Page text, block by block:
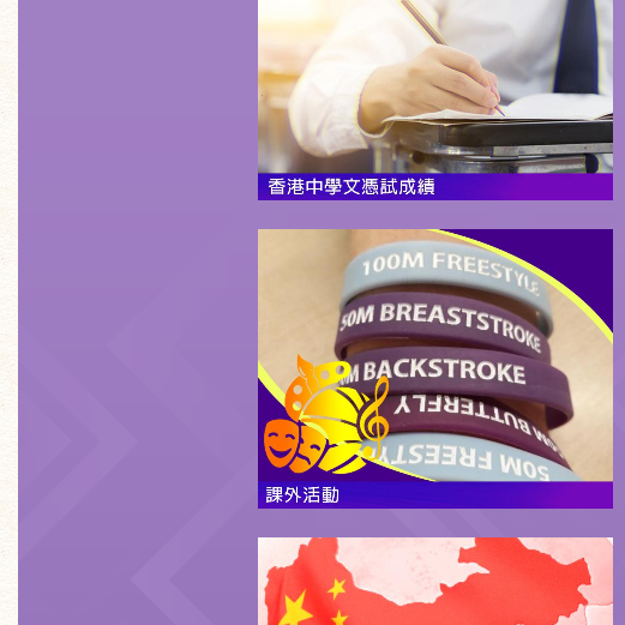
峰，更於核心4科、最徍5科、中
文、數學等多個科目取得9級增
值。
更多
求恩除提供逾30項常規課外活動
外，更舉辧逾25項 嶄新的興趣小
組，學生自由報名。
更多
求恩積極推動德育及國民教育，透